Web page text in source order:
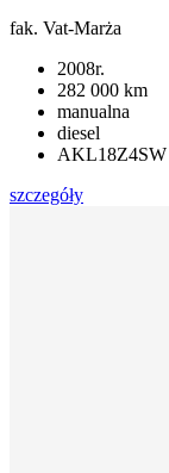
fak. Vat-Marża
2008r.
282 000 km
manualna
diesel
AKL18Z4SW
szczegóły